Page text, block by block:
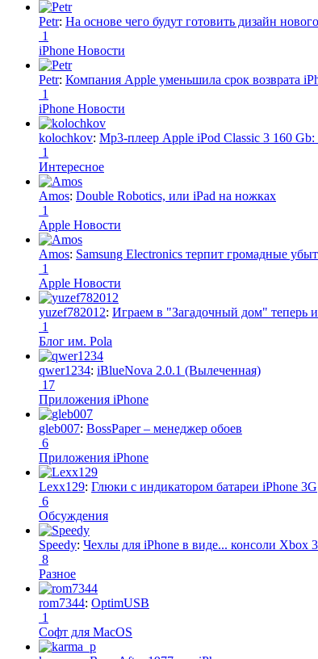
Petr: На основе чего будут готовить дизайн
1
iPhone Новости
Petr: Компания Apple уменьшила срок возврата
1
iPhone Новости
kolochkov: Mp3-плеер Apple iPod Classic 3 160
1
Интересное
Amos: Double Robotics, или iPad на ножках
1
Apple Новости
Amos: Samsung Electronics терпит громадные
1
Apple Новости
yuzef782012: Играем в "Загадочный дом" теперь
1
Блог им. Pola
qwer1234: iBlueNova 2.0.1 (Вылеченная)
17
Приложения iPhone
gleb007: BossPaper – менеджер обоев
6
Приложения iPhone
Lexx129: Глюки с индикатором батареи iPhone 3G
6
Обсуждения
Speedy: Чехлы для iPhone в виде... консоли Xbox
8
Разное
rom7344: OptimUSB
1
Софт для MacOS